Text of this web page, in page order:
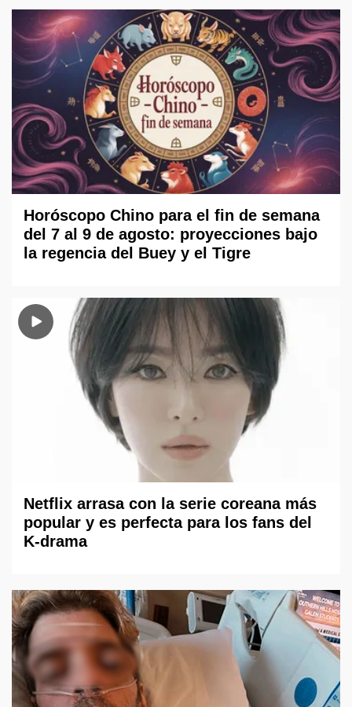
Horóscopo Chino para el fin de semana
del 7 al 9 de agosto: proyecciones bajo
la regencia del Buey y el Tigre
Netflix arrasa con la serie coreana más
popular y es perfecta para los fans del
K-drama